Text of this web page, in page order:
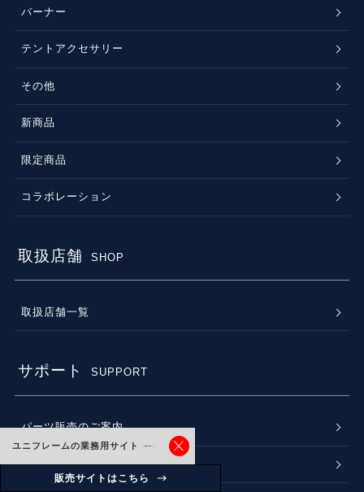
ユニフレームの業務用サイト
販売サイトはこちら
バーナー
テントアクセサリー
その他
新商品
限定商品
コラボレーション
取扱店舗 SHOP
取扱店舗一覧
サポート SUPPORT
パーツ販売のご案内
よくある質問（Q＆A）